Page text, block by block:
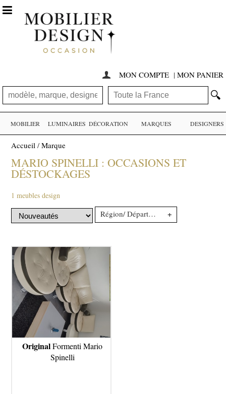
 MON COMPTE | MON PANIER
🔍

MOBILIER LUMINAIRES DÉCORATION MARQUES DESIGNERS
Accueil /Marque
MARIO SPINELLI : OCCASIONS ET
DÉSTOCKAGES
1 meubles design
Région/ Département +
OriginalFormenti Mario
Spinelli